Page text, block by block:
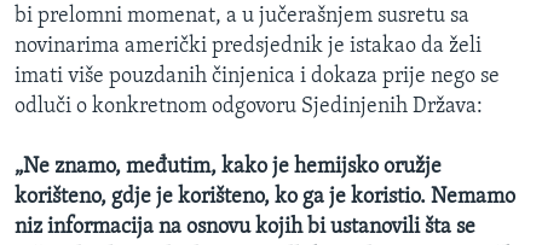
bi prelomni momenat, a u jučerašnjem susretu sa
novinarima američki predsjednik je istakao da želi
imati više pouzdanih činjenica i dokaza prije nego se
odluči o konkretnom odgovoru Sjedinjenih Država:
„Ne znamo, međutim, kako je hemijsko oružje
korišteno, gdje je korišteno, ko ga je koristio. Nemamo
niz informacija na osnovu kojih bi ustanovili šta se